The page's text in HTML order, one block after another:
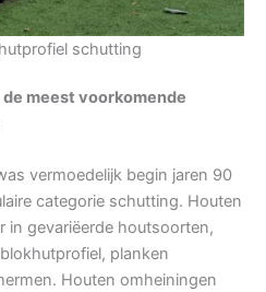
schutting
meest voorkomende
vermoedelijk begin jaren 90
categorie schutting. Houten
in gevariëerde houtsoorten,
planken
Houten omheiningen